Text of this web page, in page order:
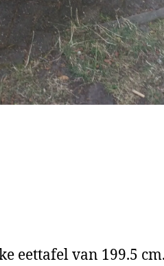
eettafel van 199.5